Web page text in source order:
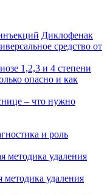
Диклофенак
средство от
1,2,3 и 4 степени
– что нужно
и роль
удаления